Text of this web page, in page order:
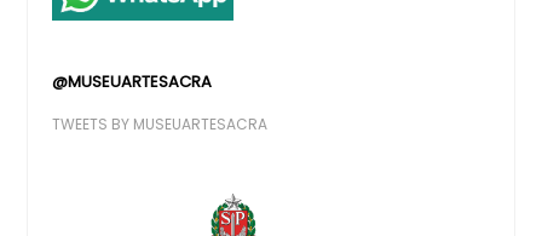
@MUSEUARTESACRA
TWEETS BY MUSEUARTESACRA